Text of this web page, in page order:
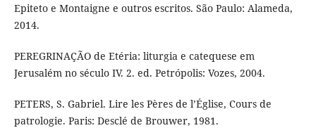
Epiteto e Montaigne e outros escritos. São Paulo: Alameda,
2014.
PEREGRINAÇÃO de Etéria: liturgia e catequese em
Jerusalém no século IV. 2. ed. Petrópolis: Vozes, 2004.
PETERS, S. Gabriel. Lire les Pères de l’Église, Cours de
patrologie. Paris: Desclé de Brouwer, 1981.